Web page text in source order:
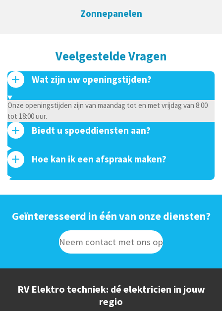
Zonnepanelen
Veelgestelde Vragen
Wat zijn uw openingstijden?
Onze openingstijden zijn van maandag tot en met vrijdag van 8:00
tot 18:00 uur.
Biedt u spoeddiensten aan?
Hoe kan ik een afspraak maken?
Geïnteresseerd in één van onze diensten?
Neem contact met ons op
RV Elektro techniek: dé elektricien in jouw
regio